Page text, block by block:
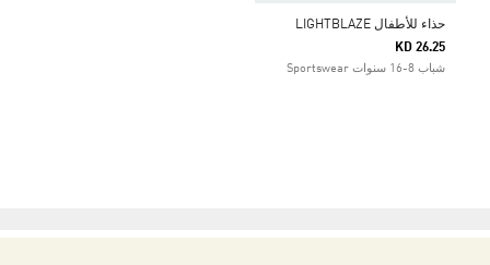
حذاء للأطفال LIGHTBLAZE
KD 26.25
شباب 8-16 سنوات Sportswear